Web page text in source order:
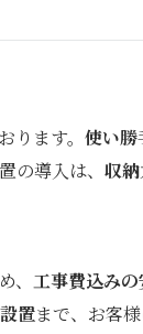
ります。 使い勝
の導入は、 収
、 工事費込み
置まで、お客